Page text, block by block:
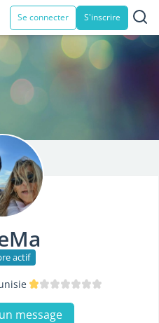
Se connecter S'inscrire
actif
message